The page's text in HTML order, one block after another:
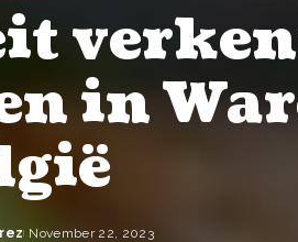
in
November 22, 2023